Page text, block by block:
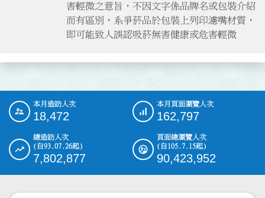
害輕微之意旨，不因文字係品牌名或包裝介紹
而有區別，系爭菸品於包裝上列印濾嘴材質，
即可能致人誤認吸菸無害健康或危害輕微
::: 本月造訪人次
18,472
本月頁面瀏覽人次
162,797
總造訪人次
(自93.07.26起)
7,802,877
頁面總瀏覽人次
(自105.7.15起)
90,423,952